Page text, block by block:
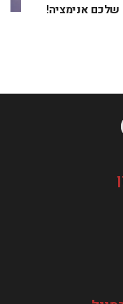
שלכם אנימציה!